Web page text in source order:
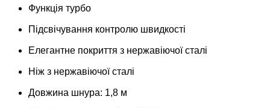
Функція турбо
Підсвічування контролю швидкості
Елегантне покриття з нержавіючої сталі
Ніж з нержавіючої сталі
Довжина шнура: 1,8 м